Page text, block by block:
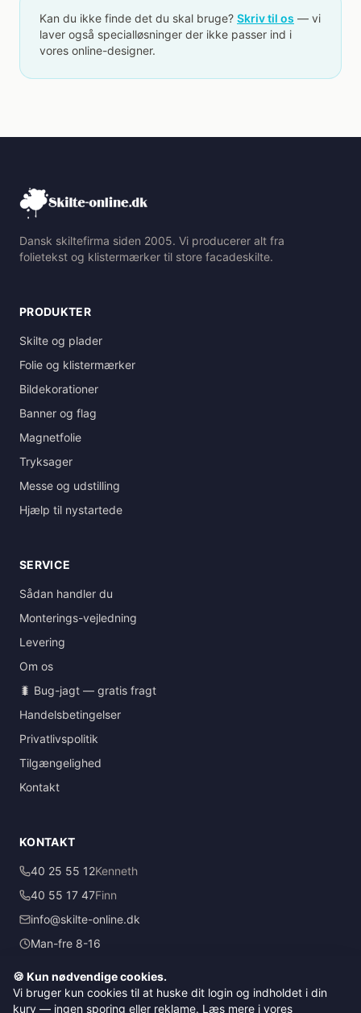
Kan du ikke finde det du skal bruge? Skriv til os — vi
laver også specialløsninger der ikke passer ind i
vores online-designer.
Dansk skiltefirma siden 2005. Vi producerer alt fra
folietekst og klistermærker til store facadeskilte.
PRODUKTER
Skilte og plader
Folie og klistermærker
Bildekorationer
Banner og flag
Magnetfolie
Tryksager
Messe og udstilling
Hjælp til nystartede
SERVICE
Sådan handler du
Monterings-vejledning
Levering
Om os
🐛 Bug-jagt — gratis fragt
Handelsbetingelser
Privatlivspolitik
Tilgængelighed
Kontakt
KONTAKT
40 25 55 12Kenneth
40 55 17 47Finn
info@skilte-online.dk
Man-fre 8-16
©2026 Skilte-Online.dk v/ Kenneth Erik Knudsen· CVR: 28482043
🍪 Kun nødvendige cookies.
Vi bruger kun cookies til at huske dit login og indholdet i din
kurv — ingen sporing eller reklame. Læs mere i vores